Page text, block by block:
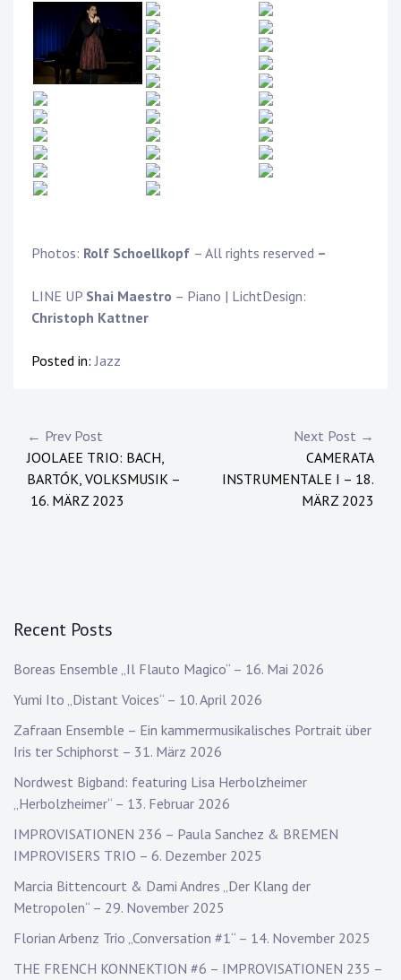
Photos: Rolf Schoellkopf – All rights reserved –
LINE UP Shai Maestro – Piano | LichtDesign:
Christoph Kattner
Posted in:Jazz
Post
navigation
← Prev Post
JOOLAEE TRIO: BACH,
BARTÓK, VOLKSMUSIK –
16. MÄRZ 2023
Next Post →
CAMERATA
INSTRUMENTALE I – 18.
MÄRZ 2023
Recent Posts
Boreas Ensemble „Il Flauto Magico“ – 16. Mai 2026
Yumi Ito „Distant Voices“ – 10. April 2026
Zafraan Ensemble – Ein kammermusikalisches Portrait über
Iris ter Schiphorst – 31. März 2026
Nordwest Bigband: featuring Lisa Herbolzheimer
„Herbolzheimer“ – 13. Februar 2026
IMPROVISATIONEN 236 – Paula Sanchez & BREMEN
IMPROVISERS TRIO – 6. Dezember 2025
Marcia Bittencourt & Dami Andres „Der Klang der
Metropolen“ – 29. November 2025
Florian Arbenz Trio „Conversation #1“ – 14. November 2025
THE FRENCH KONNEKTION #6 – IMPROVISATIONEN 235 –